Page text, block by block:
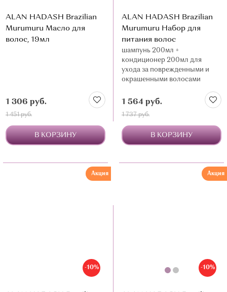
ALAN HADASH Brazilian
Murumuru Масло для
волос, 19мл
1 306 руб.
1 451 руб.
В КОРЗИНУ
ALAN HADASH Brazilian
Murumuru Набор для
питания волос
шампунь 200мл +
кондиционер 200мл для
ухода за поврежденными и
окрашенными волосами
1 564 руб.
1 737 руб.
В КОРЗИНУ
-10%
Акция
-10%
Акция